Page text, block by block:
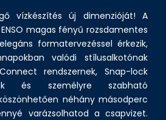
vízkészítés új dimenzióját! A
magas fényű rozsdamentes
formatervezéssel érkezik,
valódi stílusalkotónak
rendszernek, Snap-lock
és személyre szabható
néhány másodperc
varázsolhatod a csapvizet.